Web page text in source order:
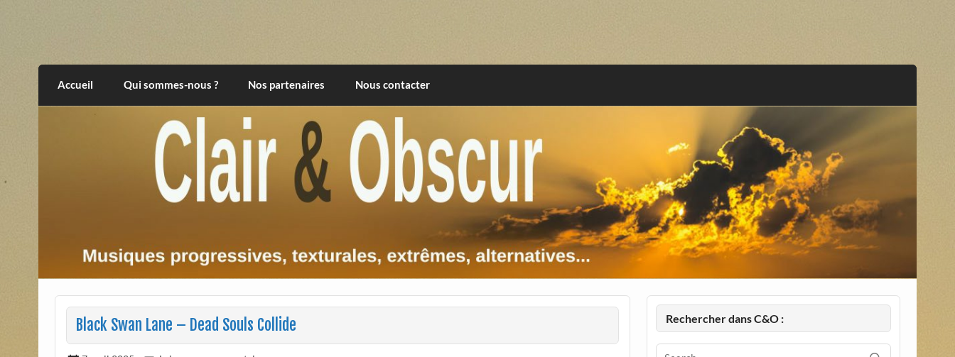
Clair et Obscur
Accueil Qui sommes-nous ? Nos partenaires Nous contacter
Black Swan Lane – Dead Souls Collide Rechercher dans C&O :